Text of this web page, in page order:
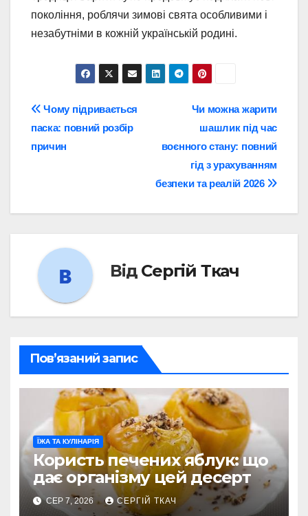
покоління, роблячи зимові свята особливими і
незабутніми в кожній українській родині.
Навігація
записів
Чи можна жарити
шашлик під час
воєнного стану: повний
гід з урахуванням
безпеки та реалій 2026
Чому підривається
паска: повний розбір
причин
Від Сергій Ткач
Пов’язаний запис
ЇЖА ТА КУЛІНАРІЯ
Користь печених яблук: що
дає організму цей десерт
СЕР 7, 2026 СЕРГІЙ ТКАЧ